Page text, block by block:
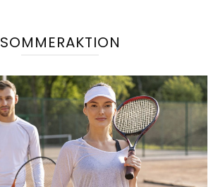
SOMMERAKTION